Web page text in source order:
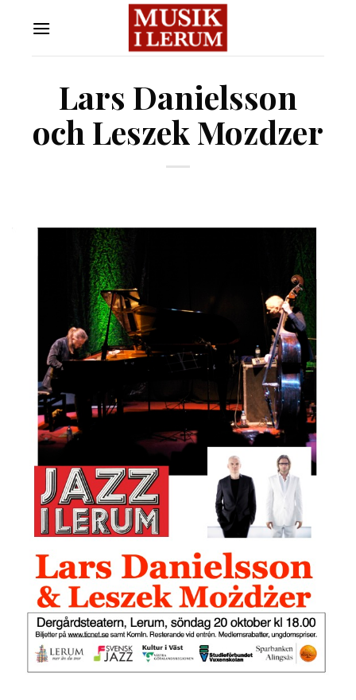
Lars Danielsson
och Leszek Mozdzer